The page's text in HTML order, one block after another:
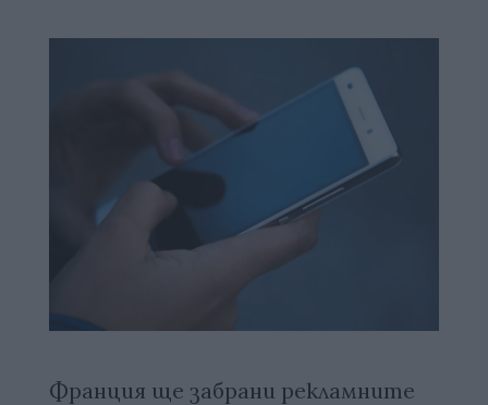
Франция ще забрани рекламните